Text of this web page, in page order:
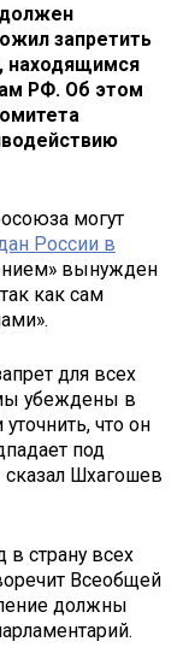
запретить
находящимся
РФ. Об этом
могут
России в
вынужден
как сам
для всех
убеждены в
что он
под
сказал Шхагошев
в страну всех
Всеобщей
должны